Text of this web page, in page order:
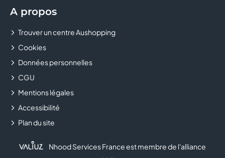
CULTURA
DALERY MAROQUINIER
DELISHOES
A propos
Trouver un centre Aushopping
Cookies
Données personnelles
CGU
Mentions légales
Accessibilité
Plan du site
Nhood Services France est membre de l'alliance